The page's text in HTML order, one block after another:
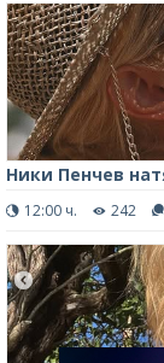
Ники Пенчев
12:00 ч. 242